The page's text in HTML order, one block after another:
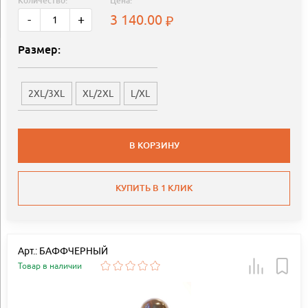
- + 3 140.00
Размер:
2XL/3XL XL/2XL L/XL
В КОРЗИНУ
КУПИТЬ В 1 КЛИК
Арт.: БАФФЧЕРНЫЙ
Товар в наличии